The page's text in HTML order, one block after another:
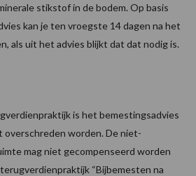
stikstof in de bodem. Op basis
kan je ten vroegste 14 dagen na het
als uit het advies blijkt dat dat nodig is.
is het bemestingsadvies
overschreden worden. De niet-
mag niet gecompenseerd worden
“Bijbemesten na